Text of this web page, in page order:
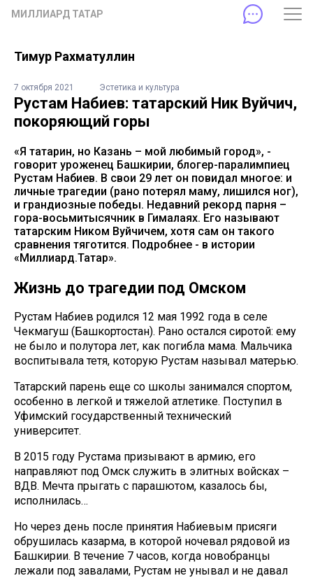
МИЛЛИАРД ТАТАР
Тимур Рахматуллин
7 октября 2021 Эстетика и культура
Рустам Набиев: татарский Ник Вуйчич,
покоряющий горы
«Я татарин, но Казань – мой любимый город», -
говорит уроженец Башкирии, блогер-паралимпиец
Рустам Набиев. В свои 29 лет он повидал многое: и
личные трагедии (рано потерял маму, лишился ног),
и грандиозные победы. Недавний рекорд парня –
гора-восьмитысячник в Гималаях. Его называют
татарским Ником Вуйчичем, хотя сам он такого
сравнения тяготится. Подробнее - в истории
«Миллиард.Татар».
Жизнь до трагедии под Омском
Рустам Набиев родился 12 мая 1992 года в селе
Чекмагуш (Башкортостан). Рано остался сиротой: ему
не было и полутора лет, как погибла мама. Мальчика
воспитывала тетя, которую Рустам называл матерью.
Татарский парень еще со школы занимался спортом,
особенно в легкой и тяжелой атлетике. Поступил в
Уфимский государственный технический
университет.
В 2015 году Рустама призывают в армию, его
направляют под Омск служить в элитных войсках –
ВДВ. Мечта прыгать с парашютом, казалось бы,
исполнилась…
Но через день после принятия Набиевым присяги
обрушилась казарма, в которой ночевал рядовой из
Башкирии. В течение 7 часов, когда новобранцы
лежали под завалами, Рустам не унывал и не давал